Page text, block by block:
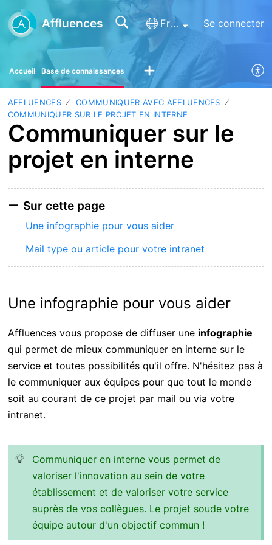
Affluences Français (France) Se connecter
Accueil Base de connaissances
AFFLUENCES
COMMUNIQUER AVEC AFFLUENCES
COMMUNIQUER SUR LE PROJET EN INTERNE
Communiquer sur le
projet en interne
Sur cette page
Une infographie pour vous aider
Mail type ou article pour votre intranet
Une infographie pour vous aider
Affluences vous propose de diffuser une infographie
qui permet de mieux communiquer en interne sur le
service et toutes possibilités qu'il offre. N'hésitez pas à
le communiquer aux équipes pour que tout le monde
soit au courant de ce projet par mail ou via votre
intranet.
Communiquer en interne vous permet de
valoriser l'innovation au sein de votre
établissement et de valoriser votre service
auprès de vos collègues. Le projet soude votre
équipe autour d'un objectif commun !